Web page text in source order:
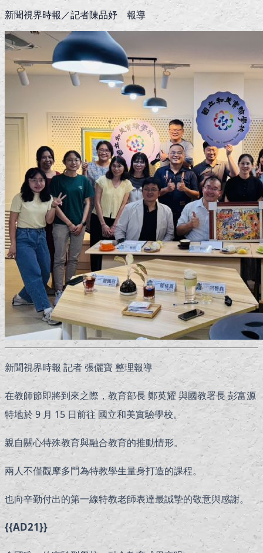
新聞視界時報／記者陳品妤 報導
新聞視界時報 記者 張儷寶 整理報導
在教師節即將到來之際，教育部長 鄭英耀 與國教署長 彭富源
特地於 9 月 15 日前往 國立和美實驗學校。
親自關心特殊教育與融合教育的推動情形。
兩人不僅觀摩多門為特教學生量身打造的課程。
也向辛勤付出的第一線特教老師表達最誠摯的敬意與感謝。
{{AD21}}